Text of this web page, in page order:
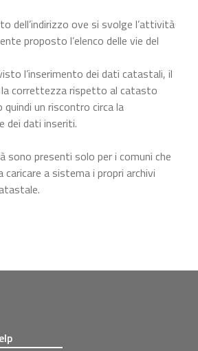
dell’indirizzo ove si svolge l’attività
proposto l’elenco delle vie del
l’inserimento dei dati catastali, il
correttezza rispetto al catasto
un riscontro circa la
dei dati inseriti.
sono presenti solo per i comuni che
a sistema i propri archivi